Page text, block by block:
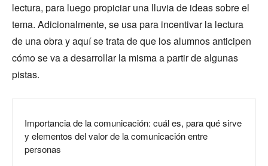
lectura, para luego propiciar una lluvia de ideas sobre el
tema. Adicionalmente, se usa para incentivar la lectura
de una obra y aquí se trata de que los alumnos anticipen
cómo se va a desarrollar la misma a partir de algunas
pistas.
Importancia de la comunicación: cuál es, para qué sirve
y elementos del valor de la comunicación entre
personas